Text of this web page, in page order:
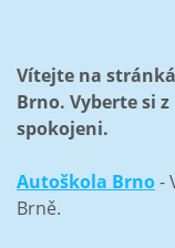
Vítejte na
Brno. Vyberte si
spokojeni.
Autoškola Brno-
Brně.